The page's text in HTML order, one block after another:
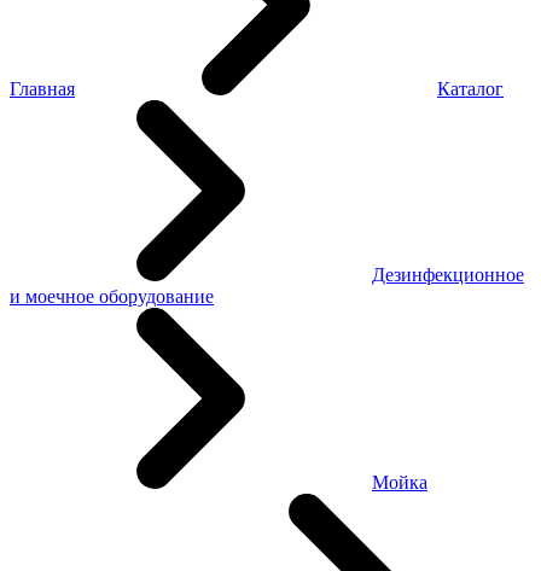
Главная Каталог
Дезинфекционное
и моечное оборудование
Мойка